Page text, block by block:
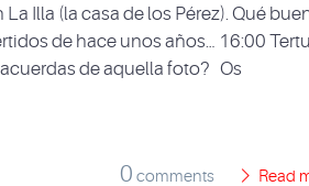
Illa (la casa de los Pérez). Qué
de hace unos años… 16:00
de aquella foto? Os
0 comments Read